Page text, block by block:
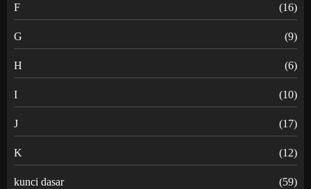
F (16)
G (9)
H (6)
I (10)
J (17)
K (12)
kunci dasar (59)